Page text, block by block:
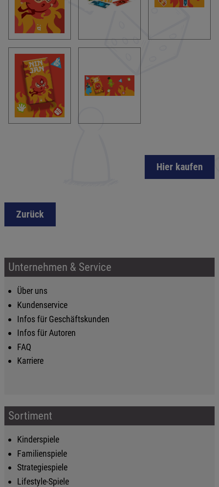
Hier kaufen
Zurück
Unternehmen & Service
Über uns
Kundenservice
Infos für Geschäftskunden
Infos für Autoren
FAQ
Karriere
Sortiment
Kinderspiele
Familienspiele
Strategiespiele
Lifestyle-Spiele